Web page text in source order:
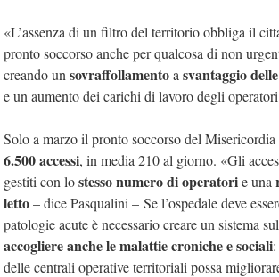
«L’assenza di un filtro del territorio obbliga il
pronto soccorso anche per qualcosa di non
creando un sovraffollamentoa svantaggio
e un aumento dei carichi di lavoro degli
Solo a marzo il pronto soccorso del Misericordia
6.500 accessi, in media 210 al giorno. «Gli
gestiti con lostesso numero di operatorie una
letto– dice Pasqualini – Se l’ospedale deve
patologie acute è necessario creare un sistema
accogliere anche le malattie croniche e sociali
delle centrali operative territoriali possa